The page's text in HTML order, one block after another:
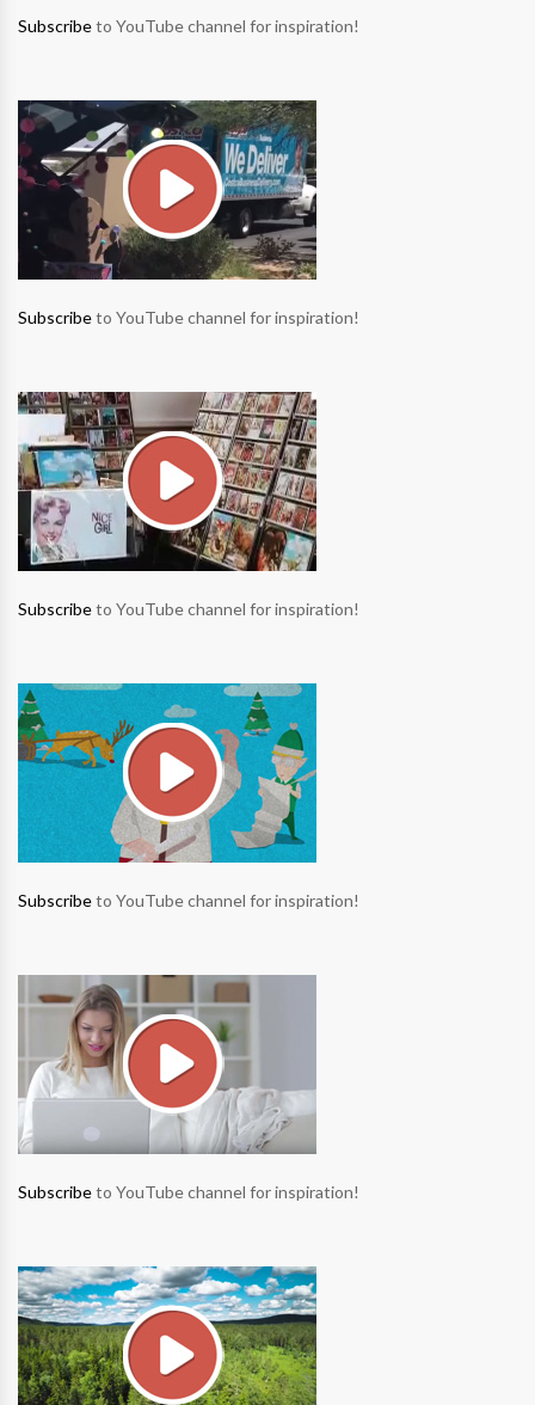
Subscribeto YouTube channel for inspiration!
Subscribeto YouTube channel for inspiration!
Subscribeto YouTube channel for inspiration!
Subscribeto YouTube channel for inspiration!
Subscribeto YouTube channel for inspiration!